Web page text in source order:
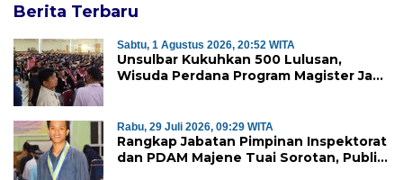
Berita Terbaru
Sabtu, 1 Agustus 2026, 20:52 WITA
Unsulbar Kukuhkan 500 Lulusan,
Wisuda Perdana Program Magister Jadi
Rabu, 29 Juli 2026, 09:29 WITA
Rangkap Jabatan Pimpinan Inspektorat
dan PDAM Majene Tuai Sorotan, Publik